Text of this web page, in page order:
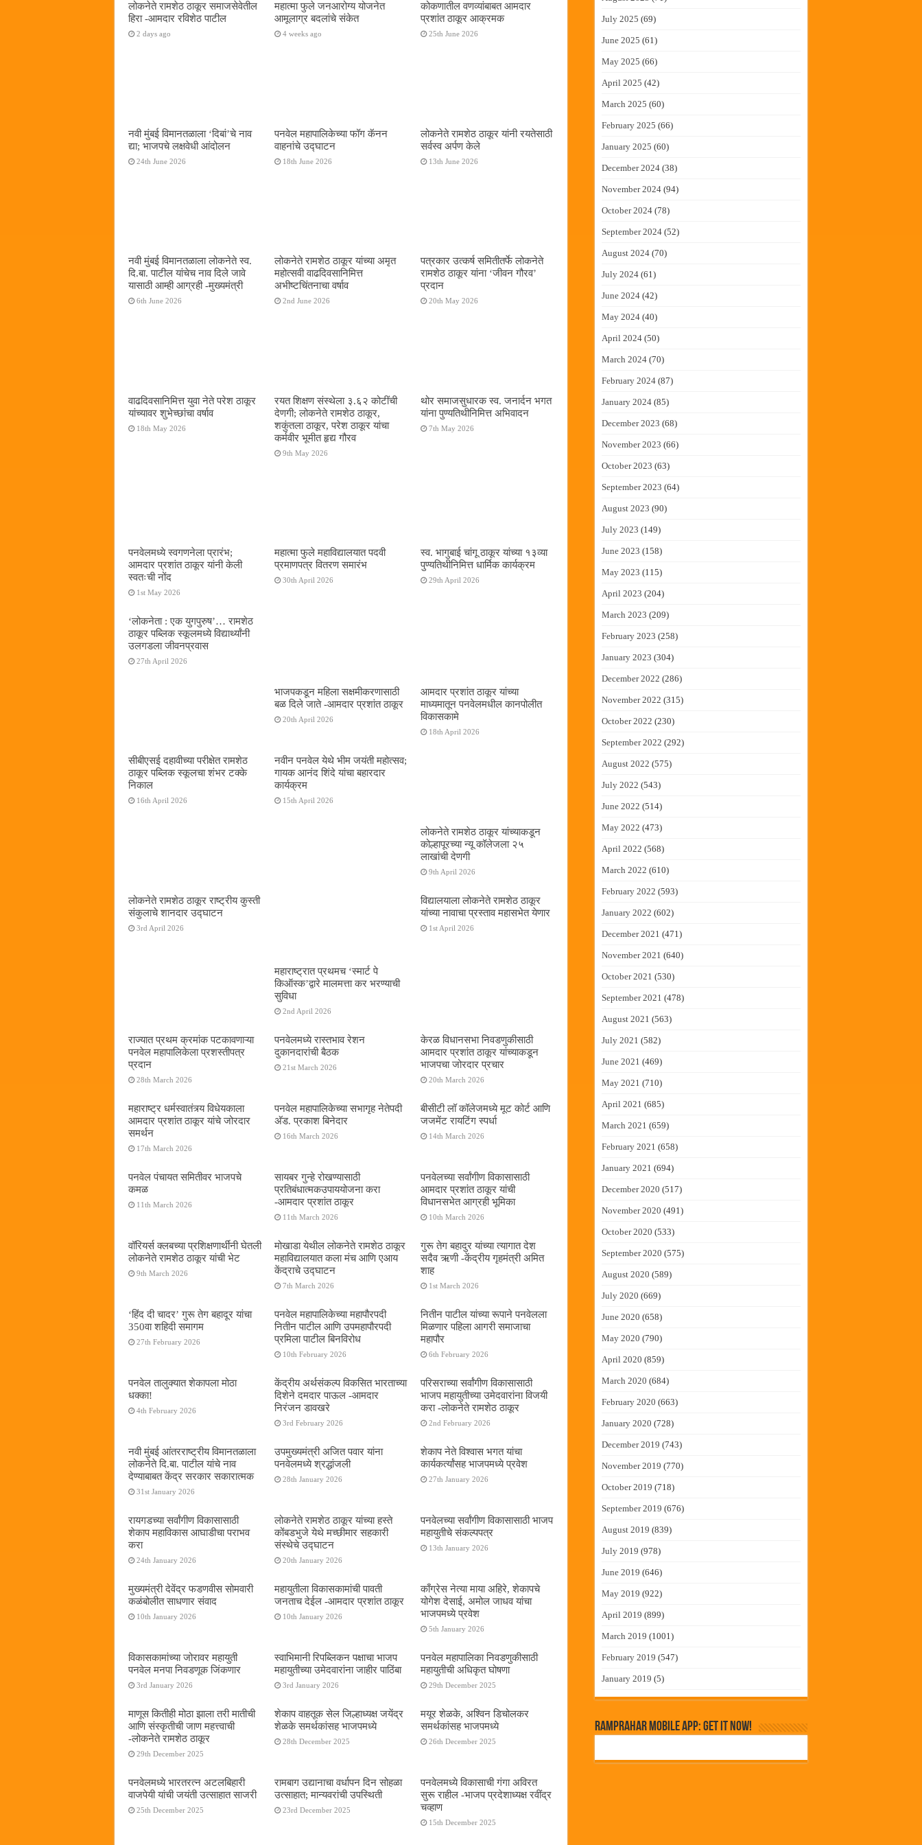
लोकनेते रामशेठ ठाकूर समाजसेवेतील
हिरा -आमदार रविशेठ पाटील
2 days ago
महात्मा फुले जनआरोग्य योजनेत
आमूलाग्र बदलांचे संकेत
4 weeks ago
कोकणातील वणव्यांबाबत आमदार
प्रशांत ठाकूर आक्रमक
25th June 2026
नवी मुंबई विमानतळाला ‌‘दिबां‌’चे नाव
द्या; भाजपचे लक्षवेधी आंदोलन
24th June 2026
पनवेल महापालिकेच्या फॉग कॅनन
वाहनांचे उद्घाटन
18th June 2026
लोकनेते रामशेठ ठाकूर यांनी रयतेसाठी
सर्वस्व अर्पण केले
13th June 2026
नवी मुंबई विमानतळाला लोकनेते स्व.
दि.बा. पाटील यांचेच नाव दिले जावे
यासाठी आम्ही आग्रही -मुख्यमंत्री
6th June 2026
लोकनेते रामशेठ ठाकूर यांच्या अमृत
महोत्सवी वाढदिवसानिमित्त
अभीष्टचिंतनाचा वर्षाव
2nd June 2026
पत्रकार उत्कर्ष समितीतर्फे लोकनेते
रामशेठ ठाकूर यांना ‌‘जीवन गौरव‌’
प्रदान
20th May 2026
वाढदिवसानिमित्त युवा नेते परेश ठाकूर
यांच्यावर शुभेच्छांचा वर्षाव
18th May 2026
रयत शिक्षण संस्थेला ३.६२ कोटींची
देणगी; लोकनेते रामशेठ ठाकूर,
शकुंतला ठाकूर, परेश ठाकूर यांचा
कर्मवीर भूमीत हृद्य गौरव
9th May 2026
थोर समाजसुधारक स्व. जनार्दन भगत
यांना पुण्यतिथीनिमित्त अभिवादन
7th May 2026
पनवेलमध्ये स्वगणनेला प्रारंभ;
आमदार प्रशांत ठाकूर यांनी केली
स्वतःची नोंद
1st May 2026
महात्मा फुले महाविद्यालयात पदवी
प्रमाणपत्र वितरण समारंभ
30th April 2026
स्व. भागुबाई चांगू ठाकूर यांच्या १३व्या
पुण्यतिथीनिमित्त धार्मिक कार्यक्रम
29th April 2026
‌‘लोकनेता : एक युगपुरुष‌’… रामशेठ
ठाकूर पब्लिक स्कूलमध्ये विद्यार्थ्यांनी
उलगडला जीवनप्रवास
27th April 2026
भाजपकडून महिला सक्षमीकरणासाठी
बळ दिले जाते -आमदार प्रशांत ठाकूर
20th April 2026
आमदार प्रशांत ठाकूर यांच्या
माध्यमातून पनवेलमधील कानपोलीत
विकासकामे
18th April 2026
सीबीएसई दहावीच्या परीक्षेत रामशेठ
ठाकूर पब्लिक स्कूलचा शंभर टक्के
निकाल
16th April 2026
नवीन पनवेल येथे भीम जयंती महोत्सव;
गायक आनंद शिंदे यांचा बहारदार
कार्यक्रम
15th April 2026
लोकनेते रामशेठ ठाकूर यांच्याकडून
कोल्हापूरच्या न्यू कॉलेजला २५
लाखांची देणगी
9th April 2026
लोकनेते रामशेठ ठाकूर राष्ट्रीय कुस्ती
संकुलाचे शानदार उद्घाटन
3rd April 2026
महाराष्ट्रात प्रथमच ‌‘स्मार्ट पे
किऑस्क‌’द्वारे मालमत्ता कर भरण्याची
सुविधा
2nd April 2026
विद्यालयाला लोकनेते रामशेठ ठाकूर
यांच्या नावाचा प्रस्ताव महासभेत येणार
1st April 2026
राज्यात प्रथम क्रमांक पटकावणाऱ्या
पनवेल महापालिकेला प्रशस्तीपत्र
प्रदान
28th March 2026
पनवेलमध्ये रास्तभाव रेशन
दुकानदारांची बैठक
21st March 2026
केरळ विधानसभा निवडणुकीसाठी
आमदार प्रशांत ठाकूर यांच्याकडून
भाजपचा जोरदार प्रचार
20th March 2026
महाराष्ट्र धर्मस्वातंत्र्य विधेयकाला
आमदार प्रशांत ठाकूर यांचे जोरदार
समर्थन
17th March 2026
पनवेल महापालिकेच्या सभागृह नेतेपदी
अ‍ॅड. प्रकाश बिनेदार
16th March 2026
बीसीटी लॉ कॉलेजमध्ये मूट कोर्ट आणि
जजमेंट रायटिंग स्पर्धा
14th March 2026
पनवेल पंचायत समितीवर भाजपचे
कमळ
11th March 2026
सायबर गुन्हे रोखण्यासाठी
प्रतिबंधात्मकउपाययोजना करा
-आमदार प्रशांत ठाकूर
11th March 2026
पनवेलच्या सर्वांगीण विकासासाठी
आमदार प्रशांत ठाकूर यांची
विधानसभेत आग्रही भूमिका
10th March 2026
वॉरियर्स क्लबच्या प्रशिक्षणार्थींनी घेतली
लोकनेते रामशेठ ठाकूर यांची भेट
9th March 2026
मोखाडा येथील लोकनेते रामशेठ ठाकूर
महाविद्यालयात कला मंच आणि एआय
केंद्राचे उद्घाटन
7th March 2026
गुरू तेग बहादुर यांच्या त्यागात देश
सदैव ऋणी -केंद्रीय गृहमंत्री अमित
शाह
1st March 2026
‘हिंद दी चादर’ गुरू तेग बहादूर यांचा
350वा शहिदी समागम
27th February 2026
पनवेल महापालिकेच्या महापौरपदी
नितीन पाटील आणि उपमहापौरपदी
प्रमिला पाटील बिनविरोध
10th February 2026
नितीन पाटील यांच्या रूपाने पनवेलला
मिळणार पहिला आगरी समाजाचा
महापौर
6th February 2026
पनवेल तालुक्यात शेकापला मोठा
धक्का!
4th February 2026
केंद्रीय अर्थसंकल्प विकसित भारताच्या
दिशेने दमदार पाऊल -आमदार
निरंजन डावखरे
3rd February 2026
परिसराच्या सर्वांगीण विकासासाठी
भाजप महायुतीच्या उमेदवारांना विजयी
करा -लोकनेते रामशेठ ठाकूर
2nd February 2026
नवी मुंबई आंतरराष्ट्रीय विमानतळाला
लोकनेते दि.बा. पाटील यांचे नाव
देण्याबाबत केंद्र सरकार सकारात्मक
31st January 2026
उपमुख्यमंत्री अजित पवार यांना
पनवेलमध्ये श्रद्धांजली
28th January 2026
शेकाप नेते विश्वास भगत यांचा
कार्यकर्त्यांसह भाजपमध्ये प्रवेश
27th January 2026
रायगडच्या सर्वांगीण विकासासाठी
शेकाप महाविकास आघाडीचा पराभव
करा
24th January 2026
लोकनेते रामशेठ ठाकूर यांच्या हस्ते
कोंबडभुजे येथे मच्छीमार सहकारी
संस्थेचे उद्घाटन
20th January 2026
पनवेलच्या सर्वांगीण विकासासाठी भाजप
महायुतीचे संकल्पपत्र
13th January 2026
मुख्यमंत्री देवेंद्र फडणवीस सोमवारी
कळंबोलीत साधणार संवाद
10th January 2026
महायुतीला विकासकामांची पावती
जनताच देईल -आमदार प्रशांत ठाकूर
10th January 2026
काँग्रेस नेत्या माया अहिरे, शेकापचे
योगेश देसाई, अमोल जाधव यांचा
भाजपमध्ये प्रवेश
5th January 2026
विकासकामांच्या जोरावर महायुती
पनवेल मनपा निवडणूक जिंकणार
3rd January 2026
स्वाभिमानी रिपब्लिकन पक्षाचा भाजप
महायुतीच्या उमेदवारांना जाहीर पाठिंबा
3rd January 2026
पनवेल महापालिका निवडणुकीसाठी
महायुतीची अधिकृत घोषणा
29th December 2025
माणूस कितीही मोठा झाला तरी मातीची
आणि संस्कृतीची जाण महत्त्वाची
-लोकनेते रामशेठ ठाकूर
29th December 2025
शेकाप वाहतूक सेल जिल्हाध्यक्ष जयेंद्र
शेळके समर्थकांसह भाजपमध्ये
28th December 2025
मयूर शेळके, अश्विन डिचोलकर
समर्थकांसह भाजपमध्ये
26th December 2025
पनवेलमध्ये भारतरत्न अटलबिहारी
वाजपेयी यांची जयंती उत्साहात साजरी
25th December 2025
रामबाग उद्यानाचा वर्धापन दिन सोहळा
उत्साहात; मान्यवरांची उपस्थिती
23rd December 2025
पनवेलमध्ये विकासाची गंगा अविरत
सुरू राहील -भाजप प्रदेशाध्यक्ष रवींद्र
चव्हाण
15th December 2025
July 2025 (69)
June 2025 (61)
May 2025 (66)
April 2025 (42)
March 2025 (60)
February 2025 (66)
January 2025 (60)
December 2024 (38)
November 2024 (94)
October 2024 (78)
September 2024 (52)
August 2024 (70)
July 2024 (61)
June 2024 (42)
May 2024 (40)
April 2024 (50)
March 2024 (70)
February 2024 (87)
January 2024 (85)
December 2023 (68)
November 2023 (66)
October 2023 (63)
September 2023 (64)
August 2023 (90)
July 2023 (149)
June 2023 (158)
May 2023 (115)
April 2023 (204)
March 2023 (209)
February 2023 (258)
January 2023 (304)
December 2022 (286)
November 2022 (315)
October 2022 (230)
September 2022 (292)
August 2022 (575)
July 2022 (543)
June 2022 (514)
May 2022 (473)
April 2022 (568)
March 2022 (610)
February 2022 (593)
January 2022 (602)
December 2021 (471)
November 2021 (640)
October 2021 (530)
September 2021 (478)
August 2021 (563)
July 2021 (582)
June 2021 (469)
May 2021 (710)
April 2021 (685)
March 2021 (659)
February 2021 (658)
January 2021 (694)
December 2020 (517)
November 2020 (491)
October 2020 (533)
September 2020 (575)
August 2020 (589)
July 2020 (669)
June 2020 (658)
May 2020 (790)
April 2020 (859)
March 2020 (684)
February 2020 (663)
January 2020 (728)
December 2019 (743)
November 2019 (770)
October 2019 (718)
September 2019 (676)
August 2019 (839)
July 2019 (978)
June 2019 (646)
May 2019 (922)
April 2019 (899)
March 2019 (1001)
February 2019 (547)
January 2019 (5)
RamPrahar Mobile App: Get it Now!